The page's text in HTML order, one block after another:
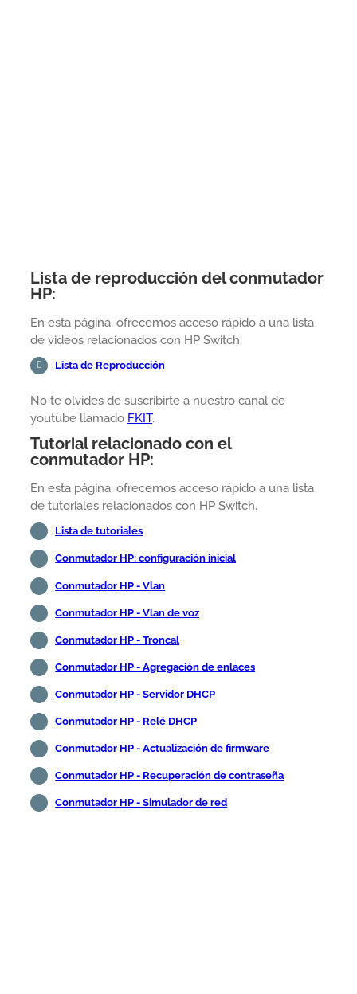
Lista de reproducción del conmutador
HP:
En esta página, ofrecemos acceso rápido a una lista
de videos relacionados con HP Switch.
Lista de Reproducción
No te olvides de suscribirte a nuestro canal de
youtube llamado FKIT.
Tutorial relacionado con el
conmutador HP:
En esta página, ofrecemos acceso rápido a una lista
de tutoriales relacionados con HP Switch.
Lista de tutoriales
Conmutador HP: configuración inicial
Conmutador HP - Vlan
Conmutador HP - Vlan de voz
Conmutador HP - Troncal
Conmutador HP - Agregación de enlaces
Conmutador HP - Servidor DHCP
Conmutador HP - Relé DHCP
Conmutador HP - Actualización de firmware
Conmutador HP - Recuperación de contraseña
Conmutador HP - Simulador de red